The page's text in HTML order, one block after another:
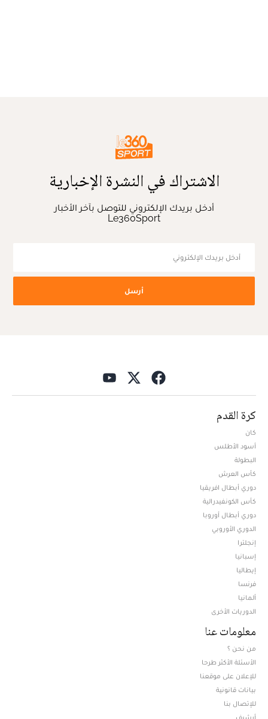
الاشتراك في النشرة الإخبارية
أدخل بريدك الإلكتروني للتوصل بآخر الأخبار
Le360Sport
أرسل
كرة القدم
كان
أسود الأطلس
البطولة
كأس العرش
دوري أبطال افريقيا
كأس الكونفيدرالية
دوري أبطال أوروبا
الدوري الأوروبي
إنجلترا
إسبانيا
إيطاليا
فرنسا
ألمانيا
الدوريات الأخرى
معلومات عنا
من نحن ؟
الأسئلة الأكثر طرحا
للإعلان على موقعنا
بيانات قانونية
للإتصال بنا
أرشيف